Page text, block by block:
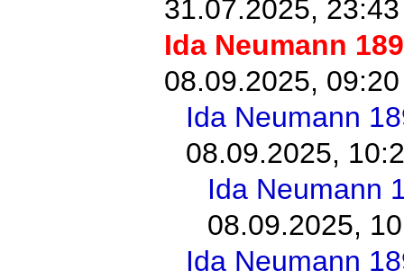
31.07.2025, 23:43
Ida Neumann
08.09.2025, 09:20
Ida Neumann
08.09.2025,
Ida Neumann
08.09.2025,
Ida Neumann